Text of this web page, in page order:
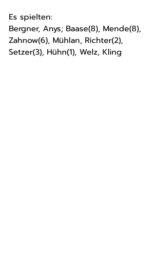
Es spielten:
Bergner, Anys; Baase(8), Mende(8),
Zahnow(6), Mühlan, Richter(2),
Setzer(3), Hühn(1), Welz, Kling